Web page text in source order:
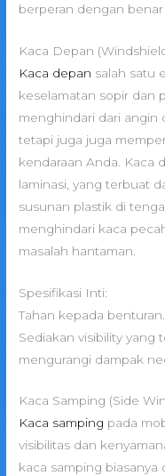
berperan dengan
Kaca Depan
Kaca depan salah satu
keselamatan sopir dan
menghindari dari angin
tetapi juga juga
kendaraan Anda. Kaca
laminasi, yang terbuat
susunan plastik di
menghindari kaca
masalah hantaman.
Spesifikasi Inti:
Tahan kepada benturan.
Sediakan visibility yang
mengurangi dampak
Kaca Samping (Side
Kaca samping pada
visibilitas dan
kaca samping